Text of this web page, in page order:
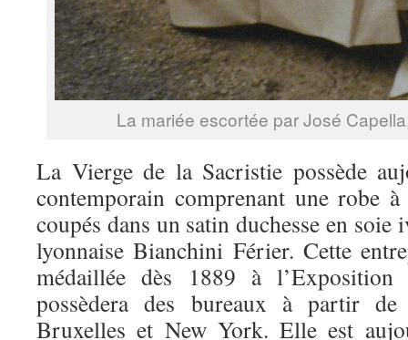
La mariée escortée par José
La Vierge de la Sacristie possède
contemporain comprenant une robe
coupés dans un satin duchesse en
lyonnaise Bianchini Férier. Cette
médaillée dès 1889 à l’Exposition
possèdera des bureaux à partir
Bruxelles et New York. Elle est